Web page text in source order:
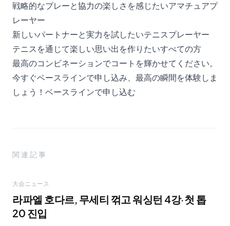
戦略的なプレーと協力の楽しさを感じたいアマチュアプ
レーヤー
新しいパートナーと実力を試したいテニスプレーヤー
テニスを通じて楽しい思い出を作りたいすべての方
最高のコンビネーションでコートを輝かせてください。
今すぐベースラインで申し込み、最高の瞬間を体験しま
しょう！ ベースラインで申し込む
関連記事
大会ニュース
라파엘 호다르, 무세티 꺾고 워싱턴 4강·첫 톱
20 진입